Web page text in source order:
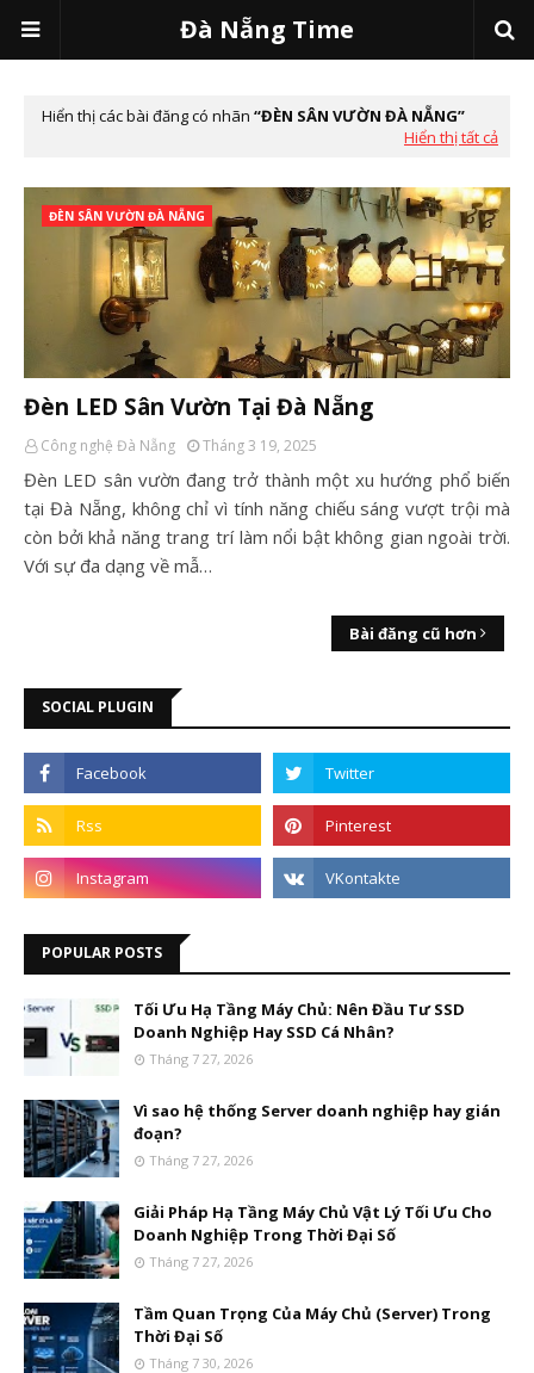
Đà Nẵng Time
Hiển thị các bài đăng có nhãn ĐÈN SÂN VƯỜN ĐÀ NẴNG
Hiển thị tất cả
ĐÈN SÂN VƯỜN ĐÀ NẴNG
Đèn LED Sân Vườn Tại Đà Nẵng
Công nghệ Đà Nẵng Tháng 3 19, 2025
Đèn LED sân vườn đang trở thành một xu hướng phổ biến
tại Đà Nẵng, không chỉ vì tính năng chiếu sáng vượt trội mà
còn bởi khả năng trang trí làm nổi bật không gian ngoài trời.
Với sự đa dạng về mẫ…
Bài đăng cũ hơn
SOCIAL PLUGIN
POPULAR POSTS
Tối Ưu Hạ Tầng Máy Chủ: Nên Đầu Tư SSD
Doanh Nghiệp Hay SSD Cá Nhân?
Tháng 7 27, 2026
Vì sao hệ thống Server doanh nghiệp hay gián
đoạn?
Tháng 7 27, 2026
Giải Pháp Hạ Tầng Máy Chủ Vật Lý Tối Ưu Cho
Doanh Nghiệp Trong Thời Đại Số
Tháng 7 27, 2026
Tầm Quan Trọng Của Máy Chủ (Server) Trong
Thời Đại Số
Tháng 7 30, 2026